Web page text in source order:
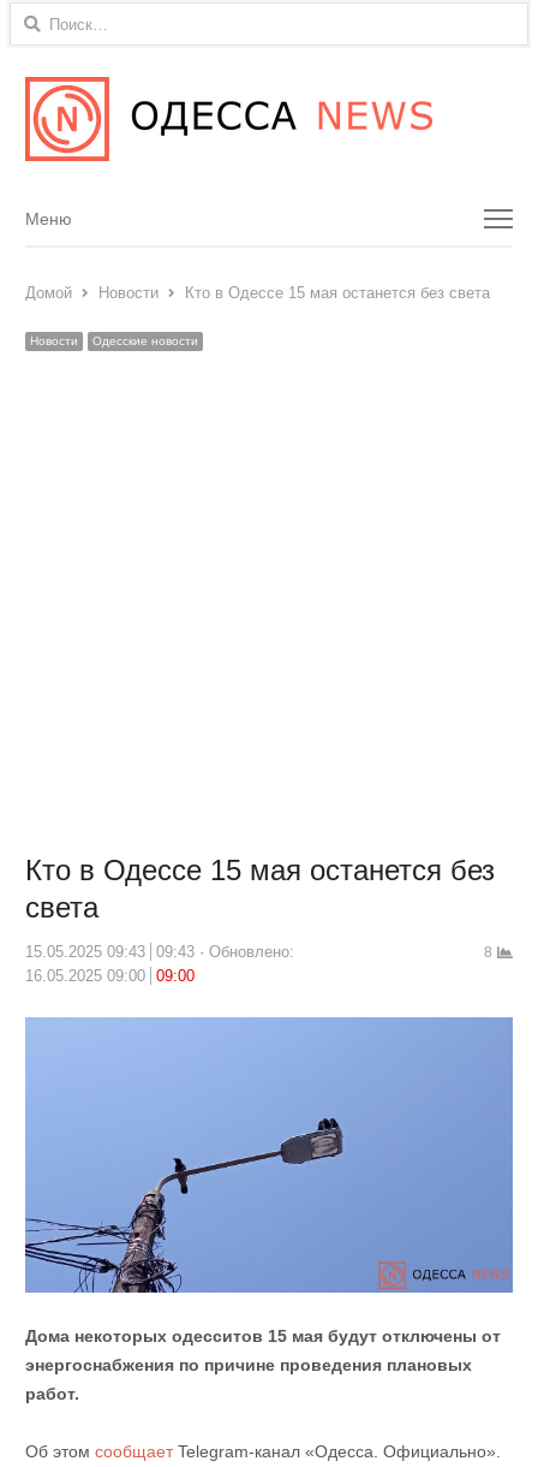
Найти:
Menu
Меню
Домой Новости Кто в Одессе 15 мая останется без света
Новости Одесские новости
Кто в Одессе 15 мая останется без
света
15.05.2025 09:43 09:43
Обновлено:
16.05.2025 09:00
09:00
8
Дома некоторых одесситов 15 мая будут отключены от
энергоснабжения по причине проведения плановых
работ.
Об этом сообщаетTelegram-канал «Одесса. Официально».